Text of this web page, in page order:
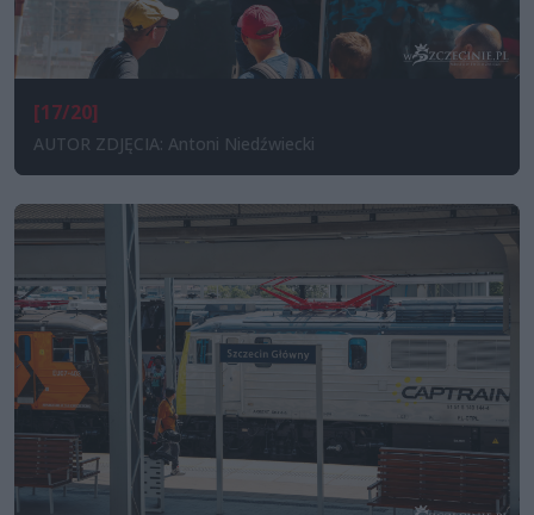
[17/20]
AUTOR ZDJĘCIA: Antoni Niedźwiecki